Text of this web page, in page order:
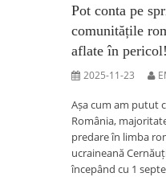
Pot conta pe
comunitățile
aflate în pericol!
2025-11-23
Așa cum am putut
România,
predare în limba
ucraineană
începând cu 1